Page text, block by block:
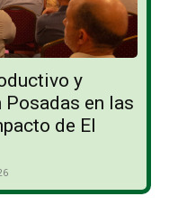
y
en las
de El